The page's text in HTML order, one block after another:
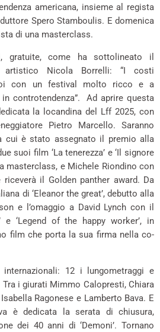
americana, insieme al regista
Spero Stamboulis. E domenica
di una masterclass.
gratuite, come ha sottolineato il
artistico Nicola Borrelli: “I costi
con un festival molto ricco e a
controtendenza”. Ad aprire questa
la locandina del Lff 2025, con
Pietro Marcello. Saranno
cui è stato assegnato il premio alla
suoi film ‘La tenerezza’ e ‘Il signore
masterclass, e Michele Riondino con
riceverà il Golden panther award. Da
di ‘Eleanor the great’, debutto alla
e l’omaggio a David Lynch con il
e ‘Legend of the happy worker’, in
film che porta la sua firma nella co-
12 i lungometraggi e
Tra i giurati Mimmo Calopresti, Chiara
Ragonese e Lamberto Bava. E
è dedicata la serata di chiusura,
dei 40 anni di ‘Demoni’. Tornano